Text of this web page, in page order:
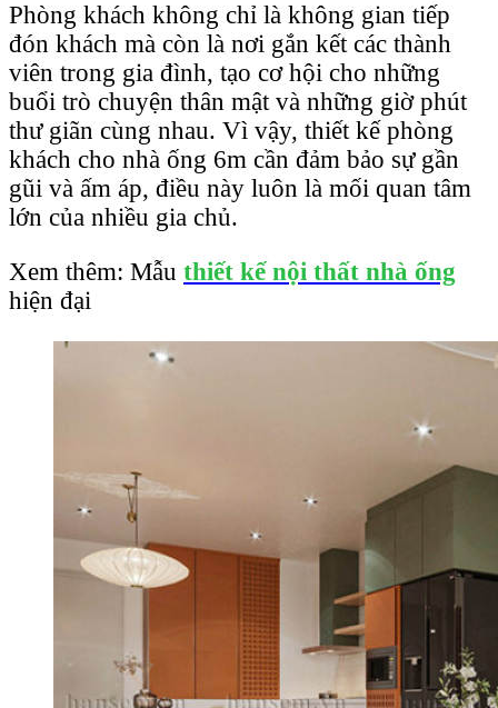
Phòng khách không chỉ là không gian tiếp
đón khách mà còn là nơi gắn kết các thành
viên trong gia đình, tạo cơ hội cho những
buổi trò chuyện thân mật và những giờ phút
thư giãn cùng nhau. Vì vậy, thiết kế phòng
khách cho nhà ống 6m cần đảm bảo sự gần
gũi và ấm áp, điều này luôn là mối quan tâm
lớn của nhiều gia chủ.
Xem thêm: Mẫu thiết kế nội thất nhà ống
hiện đại